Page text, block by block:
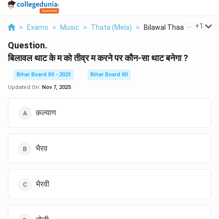
> Exams > Music > Thata (Mela) > Bilawal Thaat Ke Ma ...
+1
Question.
बिलावल थाट के म को तीव्र म करने पर कौन-सा थाट बनेगा ?
Bihar Board XII - 2023
Bihar Board XII
Updated On: Nov 7, 2025
कल्याण
भैरव
भैरवी